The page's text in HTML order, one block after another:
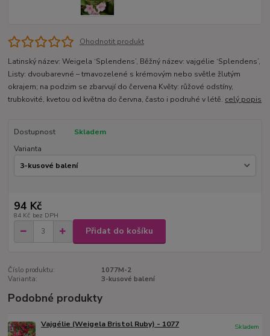
Ohodnotit produkt
Latinský název: Weigela ‘Splendens’, Běžný název: vajgélie ‘Splendens’,
Listy: dvoubarevné – tmavozelené s krémovým nebo světle žlutým
okrajem; na podzim se zbarvují do červena Květy: růžové odstíny,
trubkovité, kvetou od května do června, často i podruhé v létě. celý popis
Dostupnost
Skladem
Varianta
94 Kč
84 Kč bez DPH
Přidat do košíku
Číslo produktu:
1077M-2
Varianta:
3-kusové balení
Podobné produkty
Vajgélie (Weigela Bristol Ruby) - 1077
Skladem